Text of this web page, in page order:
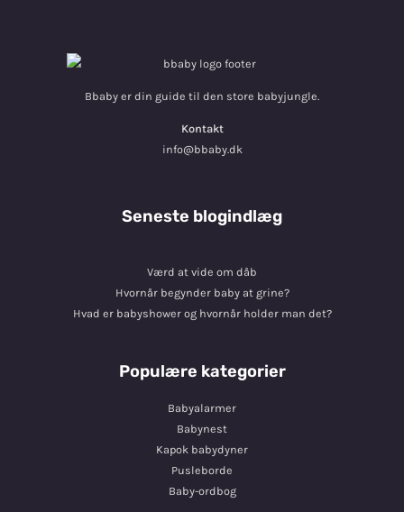
Bbaby er din guide til den store babyjungle.
Kontakt
info@bbaby.dk
Seneste blogindlæg
Værd at vide om dåb
Hvornår begynder baby at grine?
Hvad er babyshower og hvornår holder man det?
Populære kategorier
Babyalarmer
Babynest
Kapok babydyner
Pusleborde
Baby-ordbog